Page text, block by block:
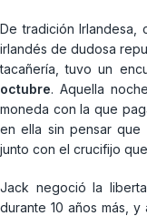
De tradición Irlandesa,
irlandés de dudosa
tacañería, tuvo un
octubre. Aquella
moneda con la que
en ella sin pensar
junto con el crucifijo
Jack negoció la
durante 10 años más,